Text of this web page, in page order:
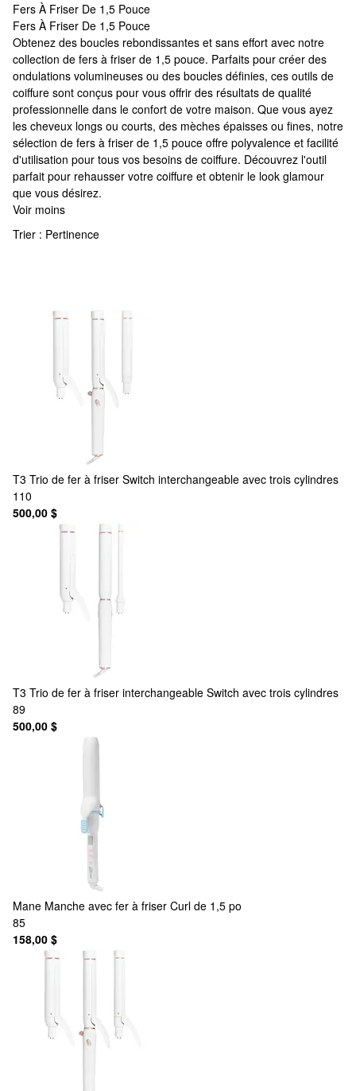
Fers À Friser De 1,5 Pouce
Fers À Friser De 1,5 Pouce
Fers À Friser De 1,5 Pouce
Obtenez des boucles rebondissantes et sans effort avec notre
collection de fers à friser de 1,5 pouce. Parfaits pour créer des
ondulations volumineuses ou des boucles définies, ces outils de
coiffure sont conçus pour vous offrir des résultats de qualité
professionnelle dans le confort de votre maison. Que vous ayez
les cheveux longs ou courts, des mèches épaisses ou fines, notre
sélection de fers à friser de 1,5 pouce offre polyvalence et facilité
d'utilisation pour tous vos besoins de coiffure. Découvrez l'outil
parfait pour rehausser votre coiffure et obtenir le look glamour
que vous désirez.
Voir moins
Trier : Pertinence
T3 Trio de fer à friser Switch interchangeable avec trois cylindres
110
500,00 $
T3 Trio de fer à friser interchangeable Switch avec trois cylindres
89
500,00 $
Mane Manche avec fer à friser Curl de 1,5 po
85
158,00 $